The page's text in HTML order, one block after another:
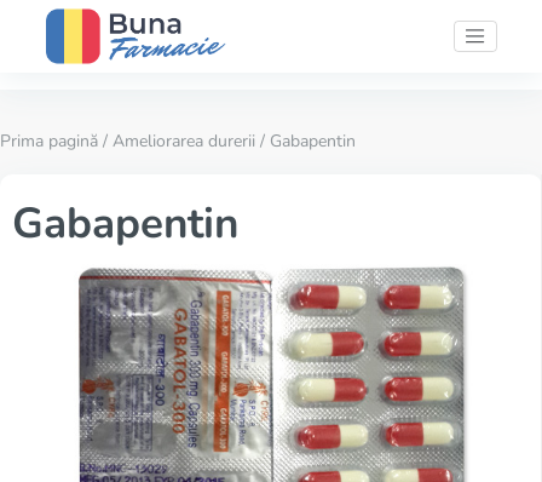
Prima pagină / Ameliorarea durerii / Gabapentin
Gabapentin